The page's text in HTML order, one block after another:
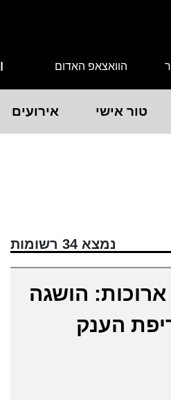
הוואצאפ האדום
טור אישי אירועים
נמצא 34 רשומות
הושגה
הענק